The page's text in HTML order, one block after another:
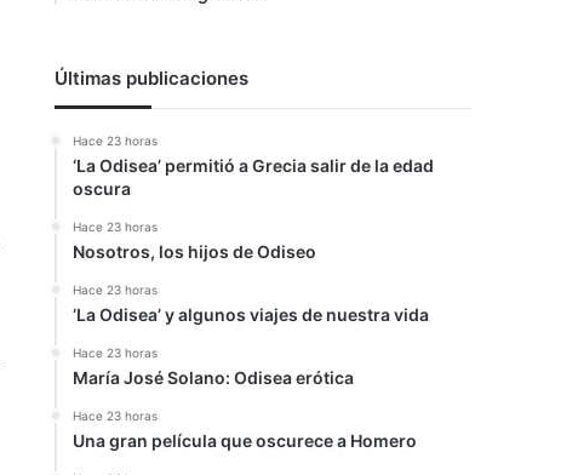
Últimas publicaciones
Hace 23 horas
‘La Odisea’ permitió a Grecia salir de la edad
oscura
Hace 23 horas
Nosotros, los hijos de Odiseo
Hace 23 horas
‘La Odisea’ y algunos viajes de nuestra vida
Hace 23 horas
María José Solano: Odisea erótica
Hace 23 horas
Una gran película que oscurece a Homero